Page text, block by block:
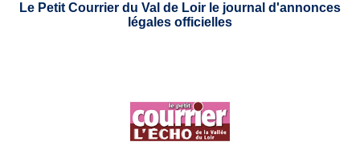
Le Petit Courrier du Val de Loir le journal d'annonces
légales officielles